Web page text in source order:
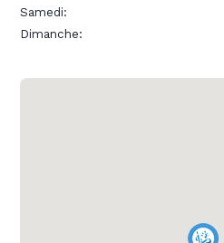
Samedi:
Dimanche: